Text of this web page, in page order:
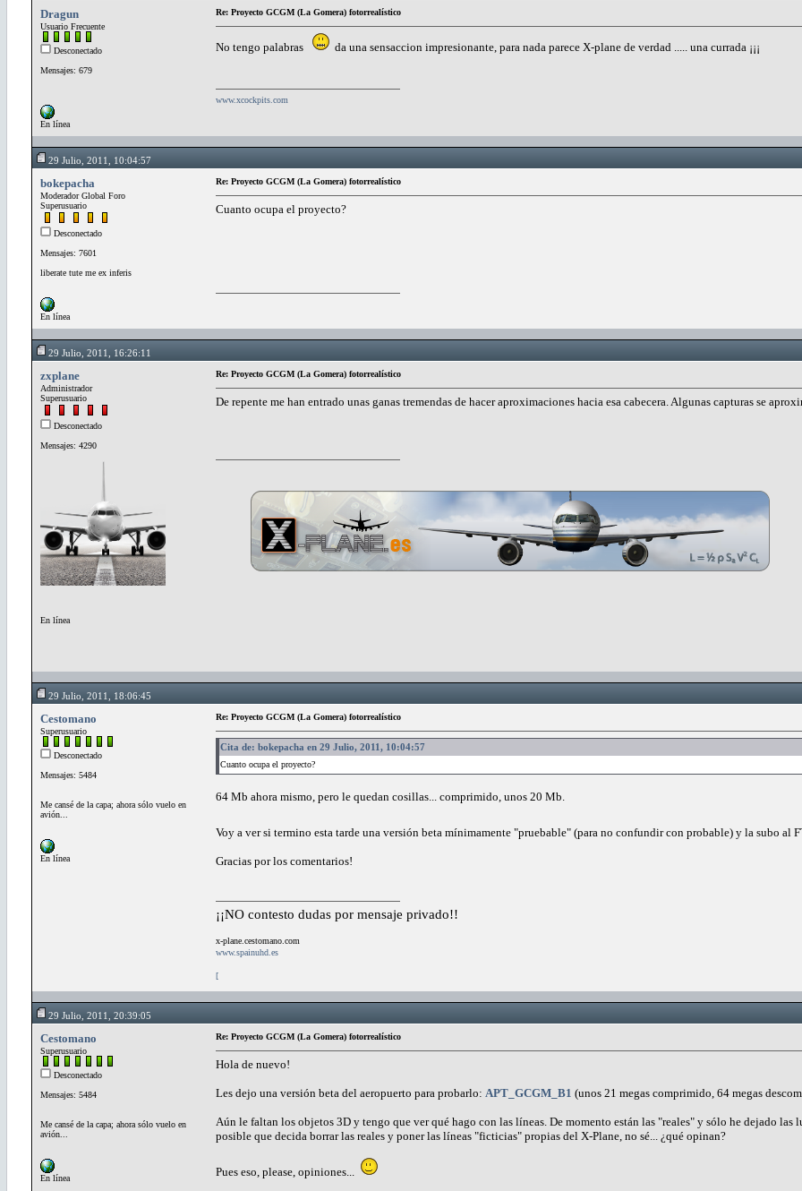
Dragun
Usuario Frecuente
Desconectado
Mensajes: 679
En línea
Re: Proyecto GCGM (La Gomera) fotorrealístico
No tengo palabras da una sensaccion impresionante, para nada parece X-plane de verdad ..... una currada ¡¡¡
www.xcockpits.com
29 Julio, 2011, 10:04:57
bokepacha
Moderador Global Foro
Superusuario
Desconectado
Mensajes: 7601
liberate tute me ex inferis
En línea
Re: Proyecto GCGM (La Gomera) fotorrealístico
Cuanto ocupa el proyecto?
29 Julio, 2011, 16:26:11
zxplane
Administrador
Superusuario
Desconectado
Mensajes: 4290
En línea
Re: Proyecto GCGM (La Gomera) fotorrealístico
De repente me han entrado unas ganas tremendas de hacer aproximaciones hacia esa cabecera. Algunas capturas se
29 Julio, 2011, 18:06:45
Cestomano
Superusuario
Desconectado
Mensajes: 5484
Me cansé de la capa; ahora sólo vuelo en
avión...
En línea
Re: Proyecto GCGM (La Gomera) fotorrealístico
Cita de: bokepacha en 29 Julio, 2011, 10:04:57
Cuanto ocupa el proyecto?
64 Mb ahora mismo, pero le quedan cosillas... comprimido, unos 20 Mb.
Voy a ver si termino esta tarde una versión beta mínimamente "pruebable" (para no confundir con probable) y la subo al
Gracias por los comentarios!
¡¡NO contesto dudas por mensaje privado!!
x-plane.cestomano.com
www.spainuhd.es
[
29 Julio, 2011, 20:39:05
Cestomano
Superusuario
Desconectado
Mensajes: 5484
Me cansé de la capa; ahora sólo vuelo en
avión...
En línea
Re: Proyecto GCGM (La Gomera) fotorrealístico
Hola de nuevo!
Les dejo una versión beta del aeropuerto para probarlo: APT_GCGM_B1 (unos 21 megas comprimido, 64 megas
Aún le faltan los objetos 3D y tengo que ver qué hago con las líneas. De momento están las "reales" y sólo he dejado las
posible que decida borrar las reales y poner las líneas "ficticias" propias del X-Plane, no sé... ¿qué opinan?
Pues eso, please, opiniones...